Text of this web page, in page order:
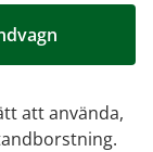
att använda,